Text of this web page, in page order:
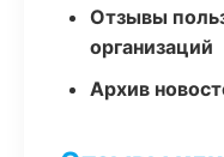
Отзывы
организаций
Архив